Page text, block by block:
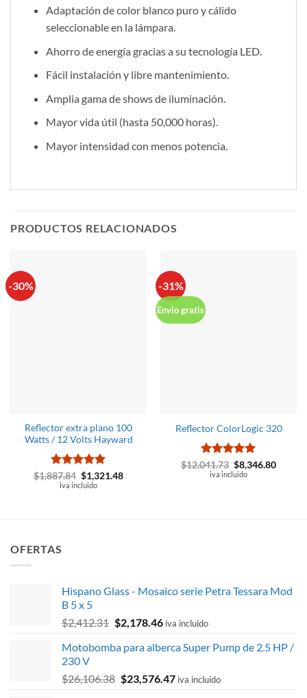
Adaptación de color blanco puro y cálido
seleccionable en la lámpara.
Ahorro de energía gracias a su tecnología LED.
Fácil instalación y libre mantenimiento.
Amplia gama de shows de iluminación.
Mayor vida útil (hasta 50,000 horas).
Mayor intensidad con menos potencia.
PRODUCTOS RELACIONADOS
-30%
Reflector extra plano 100
Watts / 12 Volts Hayward
Valorado
con5de 5
$1,887.84 El
precio
$1,321.48El
iva incluido
-31%
Envio gratis
Reflector ColorLogic 320
Valorado
con5de 5
$12,041.73 El
precio
$8,346.80El
iva incluido
OFERTAS
Hispano Glass - Mosaico serie Petra Tessara Mod
B 5 x 5
$2,412.31 El
original
$2,412.31.
$2,178.46El
actual
$2,178.46.
iva incluido
Motobomba para alberca Super Pump de 2.5 HP /
230 V
$26,106.38 El
$23,576.47Eliva incluido